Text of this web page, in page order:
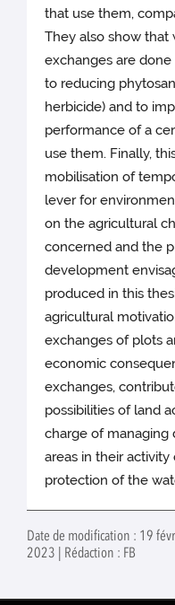
that use them,
They also show
exchanges are
to reducing
herbicide) and to
performance of a
use them. Finally,
mobilisation of
lever for
on the agricultural
concerned and the
development
produced in this
agricultural
exchanges of plots
economic
exchanges,
possibilities of land
charge of managing
areas in their
protection of the
Date de modification : 19
2023 | Rédaction : FB